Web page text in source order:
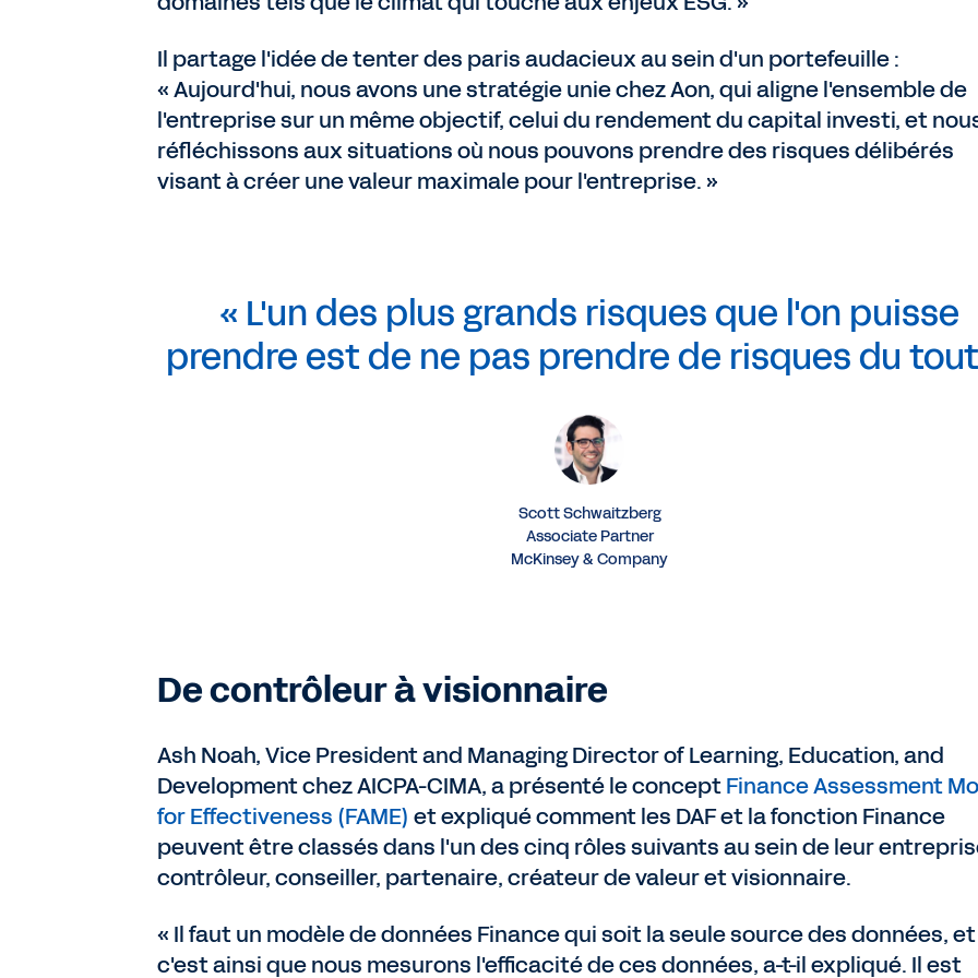
Il partage l'idée de tenter des paris audacieux au sein d'un portefeuille :
« Aujourd'hui, nous avons une stratégie unie chez Aon, qui aligne l'ensemble de
l'entreprise sur un même objectif, celui du rendement du capital investi, et
réfléchissons aux situations où nous pouvons prendre des risques délibérés
visant à créer une valeur maximale pour l'entreprise. »
« L'un des plus grands risques que l'on puisse
prendre est de ne pas prendre de risques du
Scott Schwaitzberg
Associate Partner
McKinsey & Company
De contrôleur à visionnaire
Ash Noah, Vice President and Managing Director of Learning, Education, and
Development chez AICPA-CIMA, a présenté le conceptFinance Assessment
for Effectiveness (FAME) et expliqué comment les DAF et la fonction Finance
peuvent être classés dans l'un des cinq rôles suivants au sein de leur
contrôleur, conseiller, partenaire, créateur de valeur et visionnaire.
« Il faut un modèle de données Finance qui soit la seule source des données, et
c'est ainsi que nous mesurons l'efficacité de ces données, a-t-il expliqué. Il est